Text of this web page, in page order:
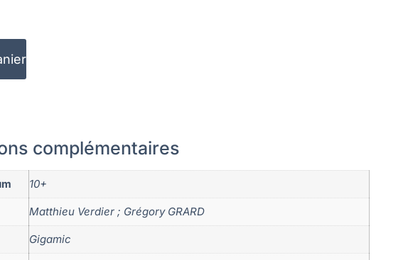
complémentaires
10+
Matthieu Verdier ; Grégory GRARD
Gigamic